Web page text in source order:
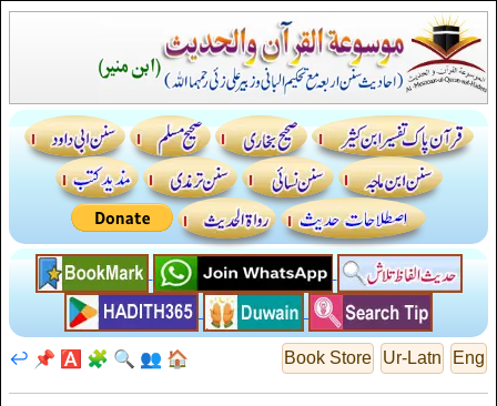
Eng
Ur-Latn
Book Store
🏠
👥
🔍
🧩
🅰️
📌
↩️